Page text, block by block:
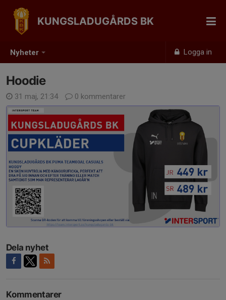
Nyheter Logga in
KUNGSLADUGÅRDS BK
Hoodie
31 maj, 21:34 0 kommentarer
Dela nyhet
Kommentarer